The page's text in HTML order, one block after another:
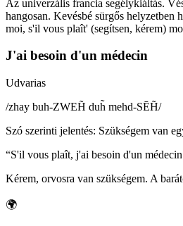
Az univerzális francia segélykiáltás.
hangosan. Kevésbé sürgős helyzetben
moi, s'il vous plaît' (segítsen, kérem)
J'ai besoin d'un médecin
Udvarias
/zhay buh-ZWEH̃ duh̃ mehd-SĒH̃/
Szó szerinti jelentés: Szükségem van
“S'il vous plaît, j'ai besoin d'un
Kérem, orvosra van szükségem. A
🌍